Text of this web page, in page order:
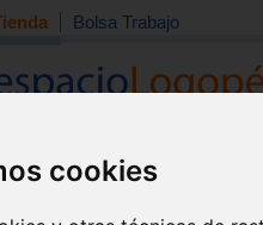
cookies
Bolsa Trabajo
Libros Material